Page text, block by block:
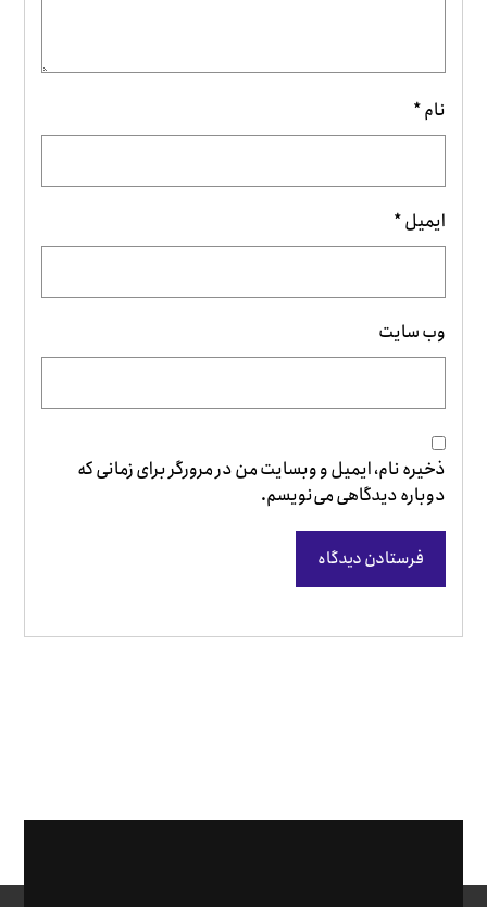
نام*
ایمیل*
وب‌ سایت
ذخیره نام، ایمیل و وبسایت من در مرورگر برای زمانی که
دوباره دیدگاهی می‌نویسم.
فرستادن دیدگاه